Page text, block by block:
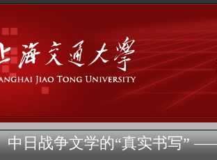
中日战争文学的“真实书写”